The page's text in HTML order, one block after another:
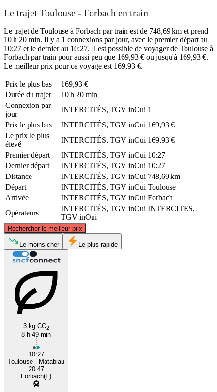
Le trajet Toulouse - Forbach en train
Le trajet de Toulouse à Forbach par train est de 748,69 km et prend
10 h 20 min. Il y a 1 connexions par jour, avec le premier départ au
10:27 et le dernier au 10:27. Il est possible de voyager de Toulouse à
Forbach par train pour aussi peu que 169,93 € ou jusqu'à 169,93 €.
Le meilleur prix pour ce voyage est 169,93 €.
Prix ​​le plus bas
169,93 €
Durée du trajet
10 h 20 min
Connexion par
jour
INTERCITÉS, TGV inOui 1
Prix ​​le plus bas
INTERCITÉS, TGV inOui 169,93 €
Le prix le plus
élevé
INTERCITÉS, TGV inOui 169,93 €
Premier départ
INTERCITÉS, TGV inOui 10:27
Dernier départ
INTERCITÉS, TGV inOui 10:27
Distance
INTERCITÉS, TGV inOui 748,69 km
Départ
INTERCITÉS, TGV inOui Toulouse
Arrivée
INTERCITÉS, TGV inOui Forbach
Opérateurs
INTERCITÉS, TGV inOui INTERCITÉS,
TGV inOui
Rechercher le meilleur prix
Le moins cher Le plus rapide
3 kg CO2
8 h 49 min
10:27
Toulouse - Matabiau
20:47
Forbach(F)